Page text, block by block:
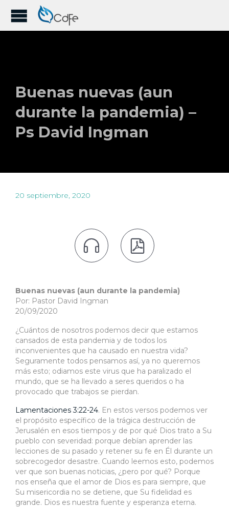
Buenas nuevas (aun
durante la pandemia) –
Ps David Ingman
20 septiembre, 2020
 
Buenas nuevas (aun durante la pandemia)
Por: Pastor David Ingman
20/09/2020
¿Cuántos de nosotros podemos decir que estamos
cansados de esta pandemia y de todos los
inconvenientes que ha causado en nuestra vida?
Seguramente todos pensamos así, ya no queremos
más esto; odiamos este virus que ha paralizado el
mundo, que se ha llevado a seres queridos o ha
provocado que trabajos se pierdan.
Lamentaciones 3:22-24. En estos versos podemos ver
el propósito específico de la trágica destrucción de
Jerusalén en esos tiempos y de por qué Dios trato a Su
pueblo con severidad: porque debían aprender las
lecciones de su pasado y retener su fe en Él durante un
sobrecogedor desastre. Cuando leemos esto, podemos
ver que son buenas noticias, ¿pero por qué? Porque
nos enseña que el amor de Dios es para siempre, que
Su misericordia no se detiene, que Su fidelidad es
grande. Dios es nuestra fuente y esperanza eterna.